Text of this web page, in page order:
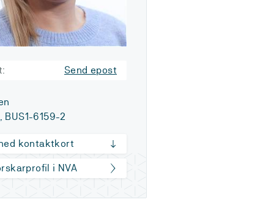
Send epost
BUS1-6159-2
kontaktkort
i NVA